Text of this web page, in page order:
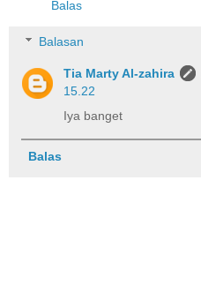
Balas
Balasan
Tia Marty Al-zahira
15.22
Iya banget
Balas